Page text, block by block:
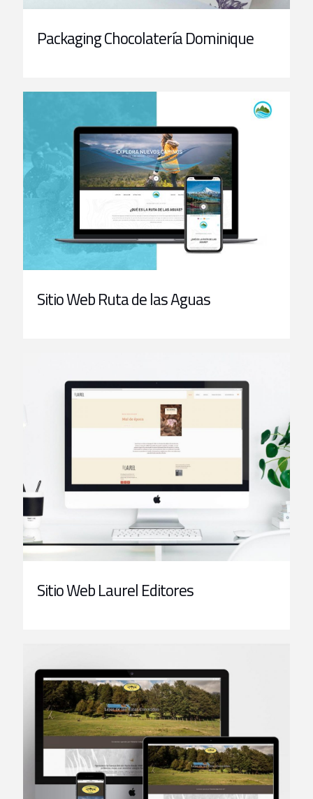
Packaging Chocolatería Dominique
Sitio Web Ruta de las Aguas
Sitio Web Laurel Editores